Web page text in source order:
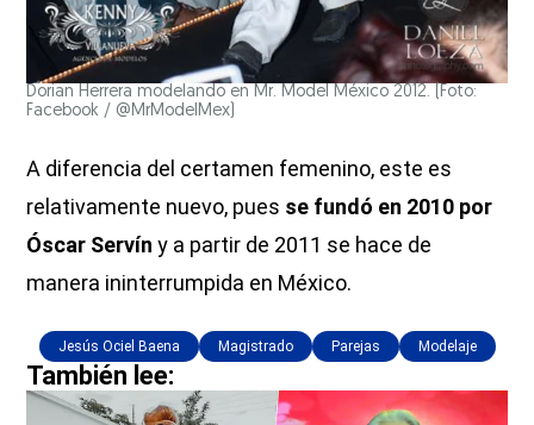
Dorian Herrera modelando en Mr. Model México 2012. (Foto:
Facebook / @MrModelMex)
A diferencia del certamen femenino, este es
relativamente nuevo, pues se fundó en 2010 por
Óscar Servín y a partir de 2011 se hace de
manera ininterrumpida en México.
Jesús Ociel Baena Magistrado Parejas Modelaje
También lee: